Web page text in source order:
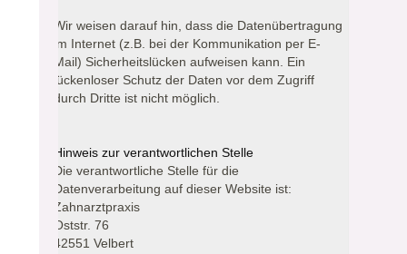
Wir weisen darauf hin, dass die Datenübertragung
im Internet (z.B. bei der Kommunikation per E-
Mail) Sicherheitslücken aufweisen kann. Ein
lückenloser Schutz der Daten vor dem Zugriff
durch Dritte ist nicht möglich.
Hinweis zur verantwortlichen Stelle
Die verantwortliche Stelle für die
Datenverarbeitung auf dieser Website ist:
Zahnarztpraxis
Oststr. 76
42551 Velbert